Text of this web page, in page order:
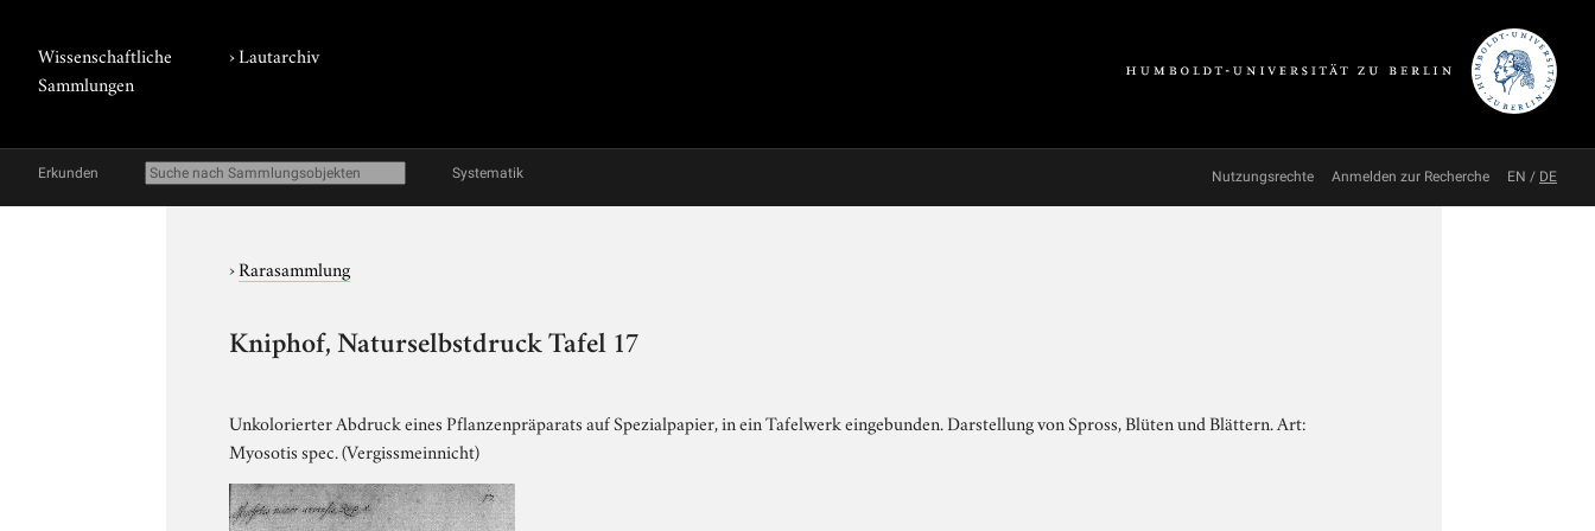
Wissenschaftliche
Sammlungen
›Lautarchiv
Erkunden Systematik Nutzungsrechte Anmelden zur Recherche EN / DE
›Rarasammlung
Kniphof, Naturselbstdruck Tafel 17
Unkolorierter Abdruck eines Pflanzenpräparats auf Spezialpapier, in ein Tafelwerk eingebunden. Darstellung von Spross, Blüten und Blättern. Art:
Myosotis spec. (Vergissmeinnicht)